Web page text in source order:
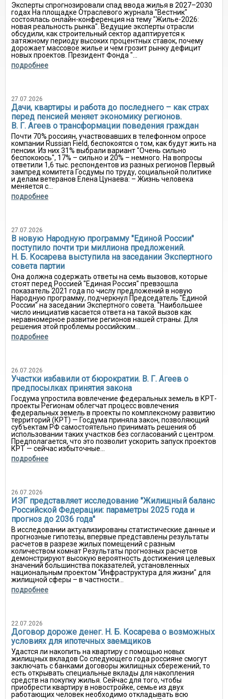
Эксперты спрогнозировали спад ввода жилья в 2027–2030
годах На площадке Отраслевого журнала "Вестник"
состоялась онлайн-конференция на тему "Жилье-2026:
новая реальность рынка". Ведущие эксперты отрасли
обсудили, как строительный сектор адаптируется к
затяжному периоду высоких процентных ставок, почему
дорожает массовое жилье и чем грозит рынку дефицит
новых проектов. Президент Фонда "...
подробнее
27.07.2026
Дачи, квартиры и работа до последнего – как страх
перед пенсией меняет экономику регионов.
В. Г. Агеев о трансформации поведения граждан
Почти 70% россиян, участвовавших в телефонном опросе
компании Russian Field, беспокоятся о том, как будут жить на
пенсии. Из них 31% выбрали вариант "Очень сильно
беспокоюсь", 17% – сильно и 20% – немного. На вопросы
ответили 1,6 тыс. респондентов из разных регионов Первый
зампред комитета Госдумы по труду, социальной политике
и делам ветеранов Елена Цунаева: – Жизнь человека
меняется с...
подробнее
27.07.2026
В новую Народную программу "Единой России"
поступило почти три миллиона предложений.
Н. Б. Косарева выступила на заседании Экспертного
совета партии
Она должна содержать ответы на семь вызовов, которые
стоят перед Россией "Единая Россия" превзошла
показатель 2021 года по числу предложений в новую
Народную программу, подчеркнул Председатель "Единой
России" на заседании Экспертного совета. "Наибольшее
число инициатив касается ответа на такой вызов как
неравномерное развитие регионов нашей страны. Для
решения этой проблемы российским...
подробнее
26.07.2026
Участки избавили от бюрократии. В. Г. Агеев о
предпосылках принятия закона
Госдума упростила вовлечение федеральных земель в КРТ-
проекты Регионам облегчат процесс вовлечения
федеральных земель в проекты по комплексному развитию
территорий (КРТ) — Госдума приняла закон, позволяющий
субъектам РФ самостоятельно принимать решения об
использовании таких участков без согласований с центром.
Предполагается, что это позволит ускорить запуск проектов
КРТ — сейчас избыточные...
подробнее
26.07.2026
ИЭГ представляет исследование "Жилищный баланс
Российской Федерации: параметры 2025 года и
прогноз до 2036 года"
В исследовании актуализированы статистические данные и
прогнозные гипотезы, впервые представлены результаты
расчетов в разрезе жилых помещений с разным
количеством комнат Результаты прогнозных расчетов
демонстрируют высокую вероятность достижения целевых
значений большинства показателей, установленных
национальным проектом "Инфраструктура для жизни" для
жилищной сферы – в частности...
подробнее
22.07.2026
Договор дороже денег. Н. Б. Косарева о возможных
условиях для ипотечных заемщиков
Удастся ли накопить на квартиру с помощью новых
жилищных вкладов Со следующего года россияне смогут
заключать с банками договоры жилищных сбережений, то
есть открывать специальные вклады для накопления
средств на покупку жилья. Сейчас для того, чтобы
приобрести квартиру в новостройке, семье из двух
работающих человек необходимо откладывать всю